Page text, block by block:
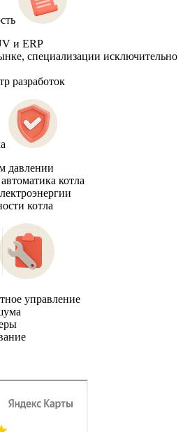
и ERP
специализации исключительно
разработок
давлении
котла
котла
управление